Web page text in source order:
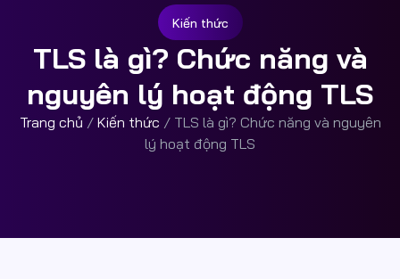
Kiến thức
TLS là gì? Chức năng và
nguyên lý hoạt động TLS
Trang chủ / Kiến thức / TLS là gì? Chức năng và nguyên
lý hoạt động TLS